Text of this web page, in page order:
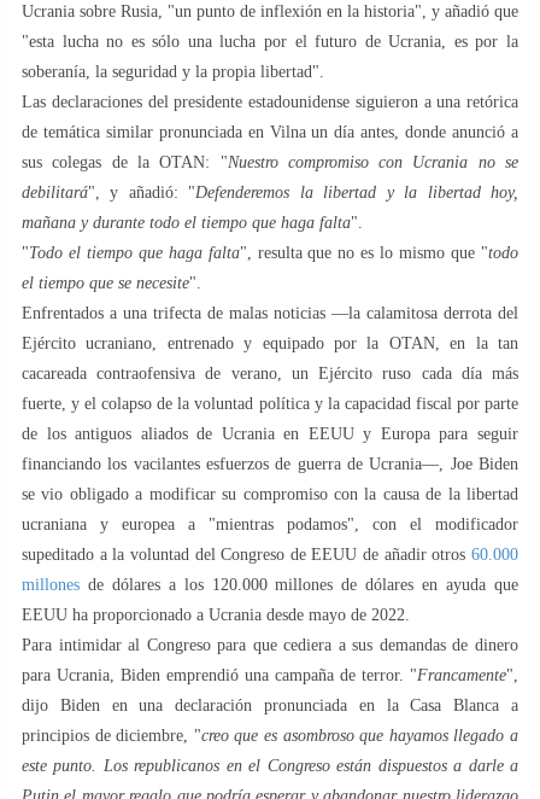
Ucrania sobre Rusia, "un punto de inflexión en la historia", y añadió que
"esta lucha no es sólo una lucha por el futuro de Ucrania, es por la
soberanía, la seguridad y la propia libertad".
Las declaraciones del presidente estadounidense siguieron a una retórica
de temática similar pronunciada en Vilna un día antes, donde anunció a
sus colegas de la OTAN: "Nuestro compromiso con Ucrania no se
debilitará", y añadió: "Defenderemos la libertad y la libertad hoy,
mañana y durante todo el tiempo que haga falta".
"Todo el tiempo que haga falta", resulta que no es lo mismo que "todo
el tiempo que se necesite".
Enfrentados a una trifecta de malas noticias —la calamitosa derrota del
Ejército ucraniano, entrenado y equipado por la OTAN, en la tan
cacareada contraofensiva de verano, un Ejército ruso cada día más
fuerte, y el colapso de la voluntad política y la capacidad fiscal por parte
de los antiguos aliados de Ucrania en EEUU y Europa para seguir
financiando los vacilantes esfuerzos de guerra de Ucrania—, Joe Biden
se vio obligado a modificar su compromiso con la causa de la libertad
ucraniana y europea a "mientras podamos", con el modificador
supeditado a la voluntad del Congreso de EEUU de añadir otros 60.000
millones de dólares a los 120.000 millones de dólares en ayuda que
EEUU ha proporcionado a Ucrania desde mayo de 2022.
Para intimidar al Congreso para que cediera a sus demandas de dinero
para Ucrania, Biden emprendió una campaña de terror. "Francamente",
dijo Biden en una declaración pronunciada en la Casa Blanca a
principios de diciembre, "creo que es asombroso que hayamos llegado a
este punto. Los republicanos en el Congreso están dispuestos a darle a